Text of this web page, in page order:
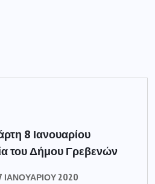
8 Ιανουαρίου
του Δήμου Γρεβενών
ΙΑΝΟΥΑΡΊΟΥ 2020